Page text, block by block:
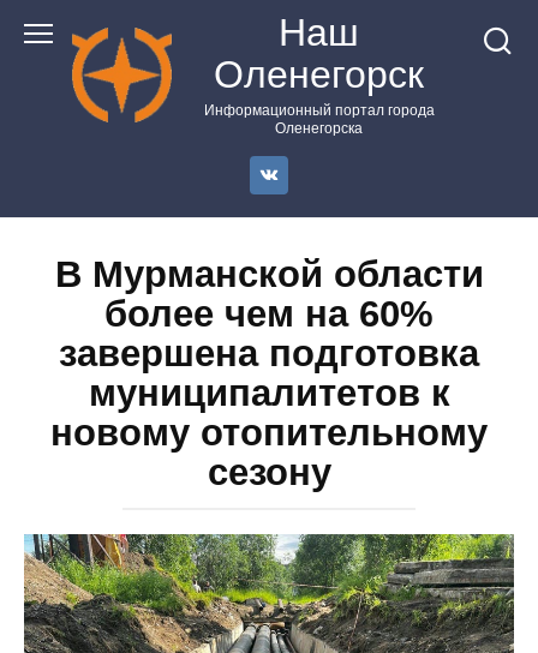
контенту
Наш
Оленегорск
Информационный портал города
Оленегорска
В Мурманской области
более чем на 60%
завершена подготовка
муниципалитетов к
новому отопительному
сезону